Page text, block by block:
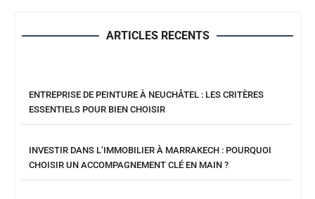
ARTICLES RECENTS
ENTREPRISE DE PEINTURE À NEUCHÂTEL : LES CRITÈRES
ESSENTIELS POUR BIEN CHOISIR
INVESTIR DANS L’IMMOBILIER À MARRAKECH : POURQUOI
CHOISIR UN ACCOMPAGNEMENT CLÉ EN MAIN ?